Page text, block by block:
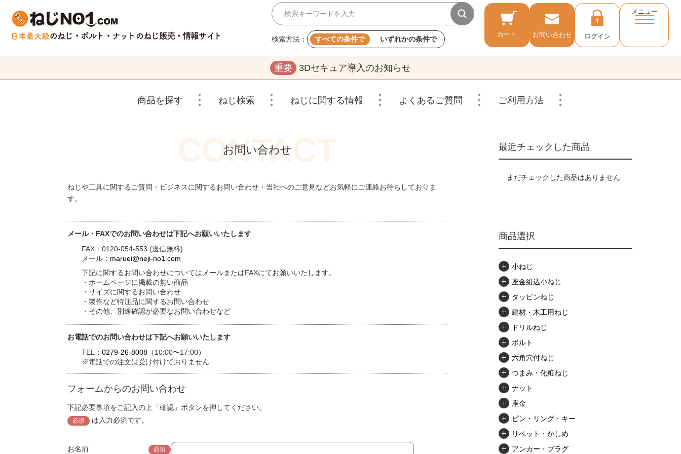
検索方法： すべての条件で いずれかの条件で
カート お問い合わせ ログイン
メニュー
重要 3Dセキュア導入のお知らせ
商品を探す ねじ検索 ねじに関する情報 よくあるご質問 ご利用方法
お問い合わせ
ねじや工具に関するご質問・ビジネスに関するお問い合わせ・当社へのご意見などお気軽にご連絡お待ちしておりま
す。
メール・FAXでのお問い合わせは下記へお願いいたします
FAX：0120-054-553 (送信無料)
メール： maruei@neji-no1.com
下記に関するお問い合わせについてはメールまたはFAXにてお願いいたします。
・ホームページに掲載の無い商品
・サイズに関するお問い合わせ
・製作など特注品に関するお問い合わせ
・その他、別途確認が必要なお問い合わせなど
お電話でのお問い合わせは下記へお願いいたします
TEL： 0279-26-8008 （10:00〜17:00）
※電話での注文は受け付けておりません
フォームからのお問い合わせ
下記必要事項をご記入の上「確認」ボタンを押してください。
必須 は入力必須です。
お名前 必須
最近チェックした商品
まだチェックした商品はありません
商品選択
小ねじ
座金組込小ねじ
タッピンねじ
建材・木工用ねじ
ドリルねじ
ボルト
六角穴付ねじ
つまみ・化粧ねじ
ナット
座金
ピン・リング・キー
リベット・かしめ
アンカー・プラグ